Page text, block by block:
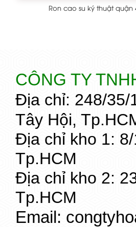
Ron cao su ký thuật quận
CÔNG TY
Địa chỉ: 248/
Tây Hội,
Địa chỉ kho 1:
Tp.HCM
Địa chỉ kho 2:
Tp.HCM
Email: